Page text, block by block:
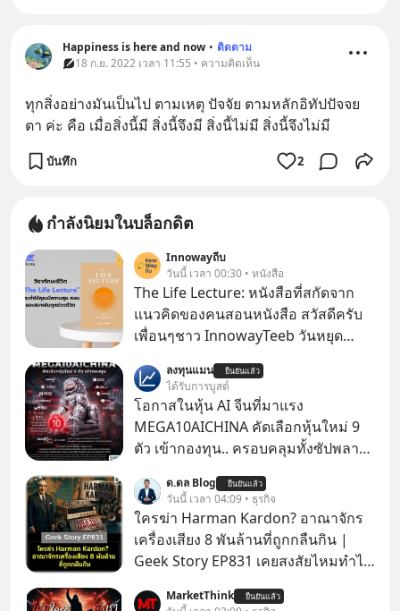
Happiness is here and now • ติดตาม
18 ก.ย. 2022 เวลา 11:55 • ความคิดเห็น
ทุกสิ่งอย่างมันเป็นไป ตามเหตุ ปัจจัย ตามหลักอิทัปปัจจย
ตา ค่ะ คือ เมื่อสิ่งนี้มี สิ่งนี้จึงมี สิ่งนี้ไม่มี สิ่งนี้จึงไม่มี
บันทึก 2
กำลังนิยมในบล็อกดิต
Innowayถีบ
วันนี้ เวลา 00:30 • หนังสือ
The Life Lecture: หนังสือที่สกัดจาก
แนวคิดของคนสอนหนังสือ สวัสดีครับ
เพื่อนๆชาว InnowayTeeb วันหยุด
สนใจจบแล้วเกิดคำถามว่า
ลงทุนแมน ยืนยันแล้ว
ได้รับการบูสต์
โอกาสในหุ้น AI จีนที่มาแรง
MEGA10AICHINA คัดเลือกหุ้นใหม่ 9
ตัว เข้ากองทุน.. ครอบคลุมทั้งซัปพลาย
โปรโมชัน ลด 50% ค่าธรรมเนียมซื้อ |
ยอด 2 ล้านบาทขึ้นไป ฟรีค่าธรรมเนียม
ซื้อ
ด.ดล Blog ยืนยันแล้ว
วันนี้ เวลา 04:09 • ธุรกิจ
ใครฆ่า Harman Kardon? อาณาจักร
เครื่องเสียง 8 พันล้านที่ถูกกลืนกิน |
Geek Story EP831 เคยสงสัยไหมทำไม
กล่องมือถือ? หรือลำโพง JBL ถึงวางขาย
MarketThink ยืนยันแล้ว